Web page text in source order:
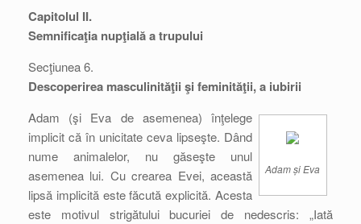
Capitolul II.
Semnificaţia nupţială a trupului
Secţiunea 6.
Descoperirea masculinităţii şi feminităţii, a iubirii
Adam și Eva
Adam (şi Eva de asemenea) înţelege
implicit că în unicitate ceva lipseşte. Dând
nume animalelor, nu găseşte unul
asemenea lui. Cu crearea Evei, această
lipsă implicită este făcută explicită. Acesta
este motivul strigătului bucuriei de nedescris: „Iată